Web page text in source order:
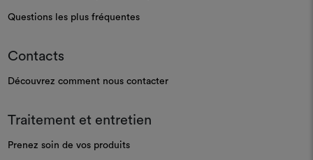
Questions les plus fréquentes
Contacts
Découvrez comment nous contacter
Traitement et entretien
Prenez soin de vos produits